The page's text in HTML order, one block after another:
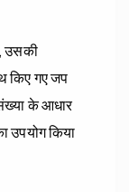
उसकी
किए गए जप
के आधार
उपयोग किया